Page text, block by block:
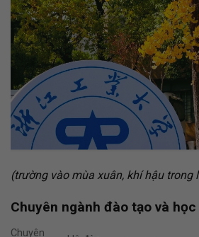
(trường vào mùa xuân, khí hậu trong
Chuyên ngành đào tạo và
Chuyên